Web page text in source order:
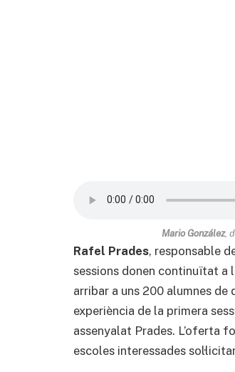
Mario González,
Rafel Prades, responsable
sessions donen continuïtat a
arribar a uns 200 alumnes
experiència de la primera
assenyalat Prades. L’oferta
escoles interessades